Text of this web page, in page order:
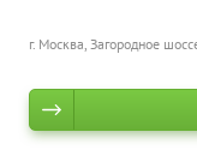
г. Москва, Загородное